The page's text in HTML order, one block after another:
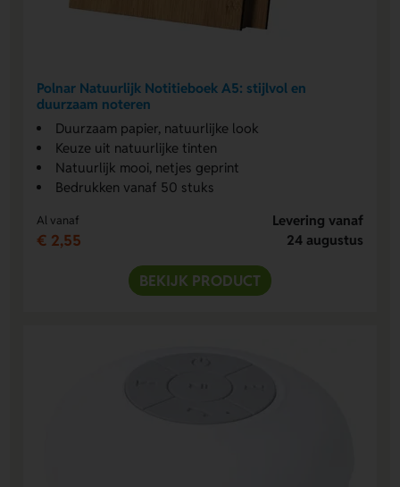
Polnar Natuurlijk Notitieboek A5: stijlvol en
duurzaam noteren
Duurzaam papier, natuurlijke look
Keuze uit natuurlijke tinten
Natuurlijk mooi, netjes geprint
Bedrukken vanaf 50 stuks
Al vanaf
€ 2,55
Levering vanaf
24 augustus
BEKIJK PRODUCT